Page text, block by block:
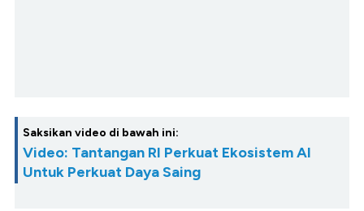
Saksikan video di bawah ini:
Video: Tantangan RI Perkuat Ekosistem AI
Untuk Perkuat Daya Saing